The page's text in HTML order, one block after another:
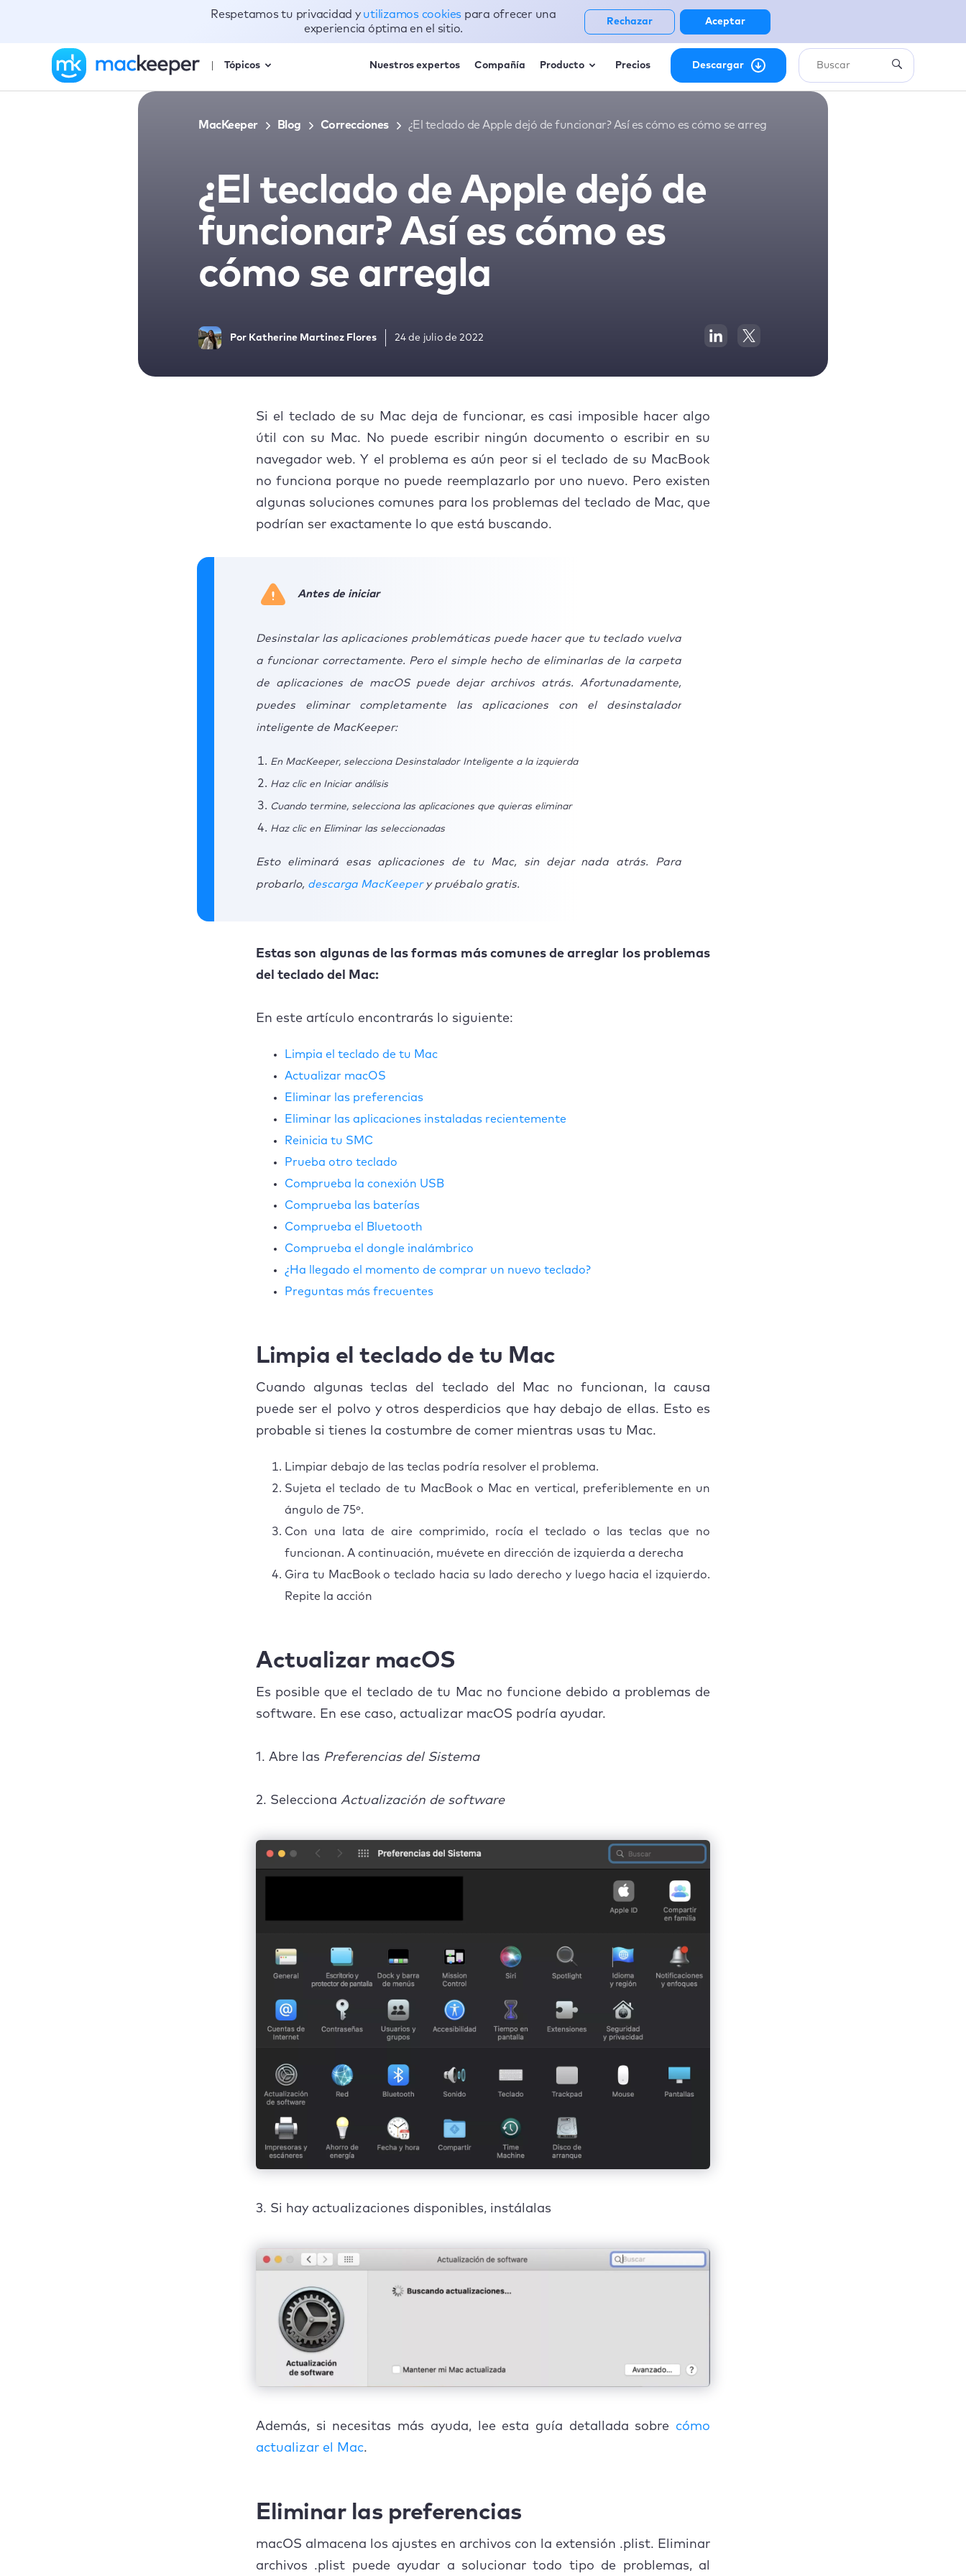
Tópicos Nuestros expertos Compañía Producto Precios Descargar
MacKeeper Blog Correcciones ¿El teclado de Apple dejó de funcionar? Así es cómo es cómo se arregla
¿El teclado de Apple dejó de
funcionar? Así es cómo es
cómo se arregla
Por Katherine Martinez Flores 24 de julio de 2022
Si el teclado de su Mac deja de funcionar, es casi imposible hacer algo
útil con su Mac. No puede escribir ningún documento o escribir en su
navegador web. Y el problema es aún peor si el teclado de su MacBook
no funciona porque no puede reemplazarlo por uno nuevo. Pero existen
algunas soluciones comunes para los problemas del teclado de Mac, que
podrían ser exactamente lo que está buscando.
Antes de iniciar
Desinstalar las aplicaciones problemáticas puede hacer que tu teclado vuelva
a funcionar correctamente. Pero el simple hecho de eliminarlas de la carpeta
de aplicaciones de macOS puede dejar archivos atrás. Afortunadamente,
puedes eliminar completamente las aplicaciones con el desinstalador
inteligente de MacKeeper:
En MacKeeper, selecciona Desinstalador Inteligente a la izquierda
Haz clic en Iniciar análisis
Cuando termine, selecciona las aplicaciones que quieras eliminar
Haz clic en Eliminar las seleccionadas
Esto eliminará esas aplicaciones de tu Mac, sin dejar nada atrás. Para
probarlo, descarga MacKeepery pruébalo gratis.
Estas son algunas de las formas más comunes de arreglar los problemas
del teclado del Mac:
En este artículo encontrarás lo siguiente:
Limpia el teclado de tu Mac
Actualizar macOS
Eliminar las preferencias
Eliminar las aplicaciones instaladas recientemente
Reinicia tu SMC
Prueba otro teclado
Comprueba la conexión USB
Comprueba las baterías
Comprueba el Bluetooth
Comprueba el dongle inalámbrico
¿Ha llegado el momento de comprar un nuevo teclado?
Preguntas más frecuentes
Limpia el teclado de tu Mac
Cuando algunas teclas del teclado del Mac no funcionan, la causa
puede ser el polvo y otros desperdicios que hay debajo de ellas. Esto es
probable si tienes la costumbre de comer mientras usas tu Mac.
Limpiar debajo de las teclas podría resolver el problema.
Sujeta el teclado de tu MacBook o Mac en vertical, preferiblemente en un
ángulo de 75º.
Con una lata de aire comprimido, rocía el teclado o las teclas que no
funcionan. A continuación, muévete en dirección de izquierda a derecha
Gira tu MacBook o teclado hacia su lado derecho y luego hacia el izquierdo.
Repite la acción
Actualizar macOS
Es posible que el teclado de tu Mac no funcione debido a problemas de
software. En ese caso, actualizar macOS podría ayudar.
1. Abre las Preferencias del Sistema
2. Selecciona Actualización de software
3. Si hay actualizaciones disponibles, instálalas
Además, si necesitas más ayuda, lee esta guía detallada sobre cómo
actualizar el Mac.
Eliminar las preferencias
macOS almacena los ajustes en archivos con la extensión .plist. Eliminar
archivos .plist puede ayudar a solucionar todo tipo de problemas, al
Respetamos tu privacidad y utilizamos cookies para ofrecer una
experiencia óptima en el sitio.
Rechazar Aceptar